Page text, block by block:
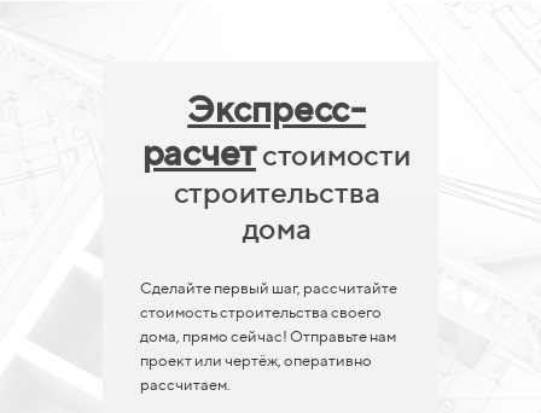
Экспресс-
расчетстоимости
строительства
дома
Сделайте первый шаг, рассчитайте
стоимость строительства своего
дома, прямо сейчас! Отправьте нам
проект или чертёж, оперативно
рассчитаем.